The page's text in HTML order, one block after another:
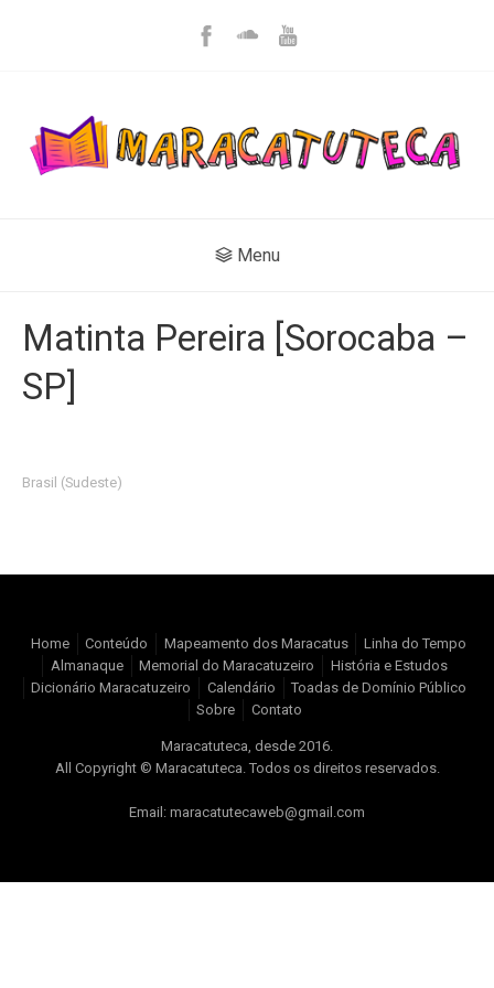
Menu
Matinta Pereira [Sorocaba –
SP]
Brasil (Sudeste)
Home Conteúdo Mapeamento dos Maracatus
Linha do Tempo
Almanaque
Memorial do Maracatuzeiro
História e Estudos
Dicionário Maracatuzeiro
Calendário
Toadas de Domínio Público
Sobre
Contato
Maracatuteca, desde 2016.
All Copyright © Maracatuteca. Todos os direitos reservados.
Email: maracatutecaweb@gmail.com